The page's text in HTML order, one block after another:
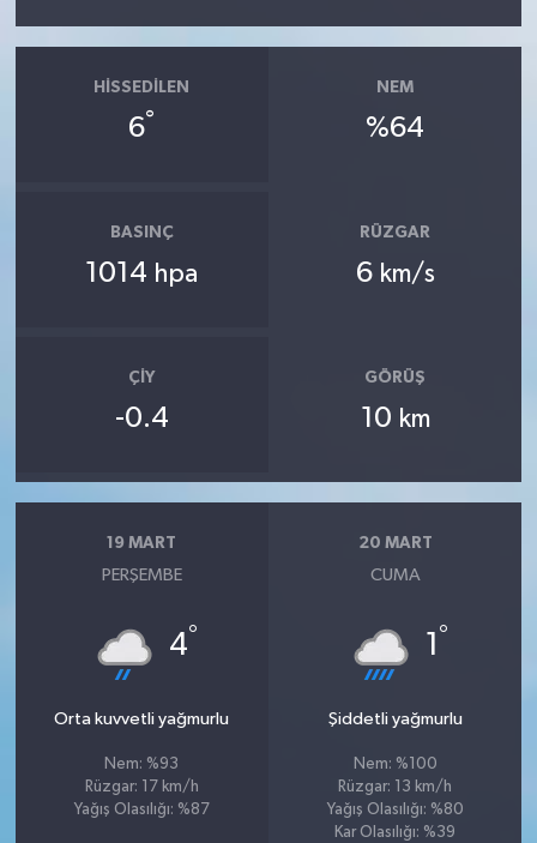
HISSEDILEN
6°
NEM
%64
BASINÇ
1014 hpa
RÜZGAR
6 km/s
ÇIY
-0.4
GÖRÜŞ
10 km
19 MART
PERŞEMBE
4°
Orta kuvvetli yağmurlu
Nem: %93
Rüzgar: 17 km/h
Yağış Olasılığı: %87
20 MART
CUMA
1 °
Şiddetli yağmurlu
Nem: %100
Rüzgar: 13 km/h
Yağış Olasılığı: %80
Kar Olasılığı: %39